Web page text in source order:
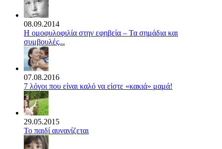
08.09.2014
Η ομοφυλοφιλία στην εφηβεία – Τα σημάδια και
συμβουλές...
07.08.2016
7 λόγοι που είναι καλό να είστε «κακιά» μαμά!
29.05.2015
Το παιδί αυνανίζεται